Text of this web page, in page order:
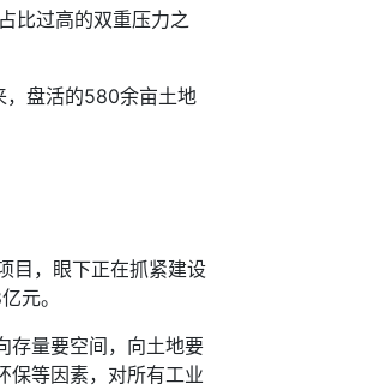
比过高的双重压力之
盘活的580余亩土地
目，眼下正在抓紧建设
元。
存量要空间，向土地要
保等因素，对所有工业